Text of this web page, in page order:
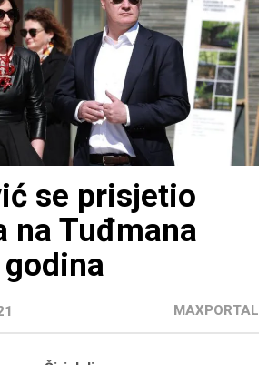
se prisjetio
na Tuđmana
MAXPORTAL